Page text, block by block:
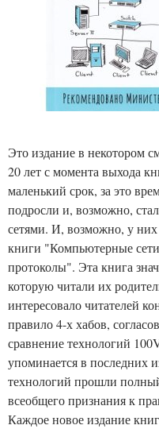
Это издание в некотором
20 лет с момента выхода
маленький срок, за это
подросли и, возможно,
сетями. И, возможно, у них
книги "Компьютерные
протоколы". Эта книга
которую читали их
интересовало читателей
правило 4-х хабов,
сравнение технологий
упоминается в последних
технологий прошли
всеобщего признания к
Каждое новое издание